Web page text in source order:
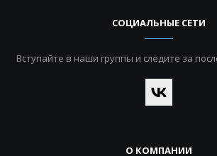
СОЦИАЛЬНЫЕ СЕТИ
Вступайте в наши группы и следите за
О КОМПАНИИ